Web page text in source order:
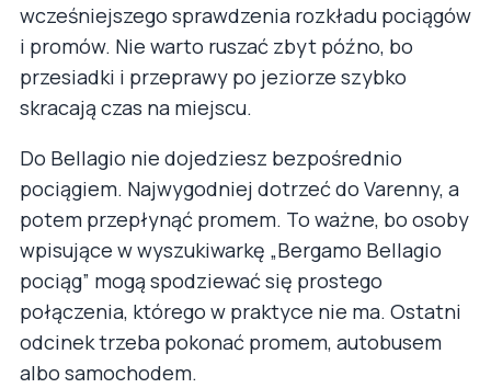
wcześniejszego sprawdzenia rozkładu pociągów
i promów. Nie warto ruszać zbyt późno, bo
przesiadki i przeprawy po jeziorze szybko
skracają czas na miejscu.
Do Bellagio nie dojedziesz bezpośrednio
pociągiem. Najwygodniej dotrzeć do Varenny, a
potem przepłynąć promem. To ważne, bo osoby
wpisujące w wyszukiwarkę „Bergamo Bellagio
pociąg” mogą spodziewać się prostego
połączenia, którego w praktyce nie ma. Ostatni
odcinek trzeba pokonać promem, autobusem
albo samochodem.